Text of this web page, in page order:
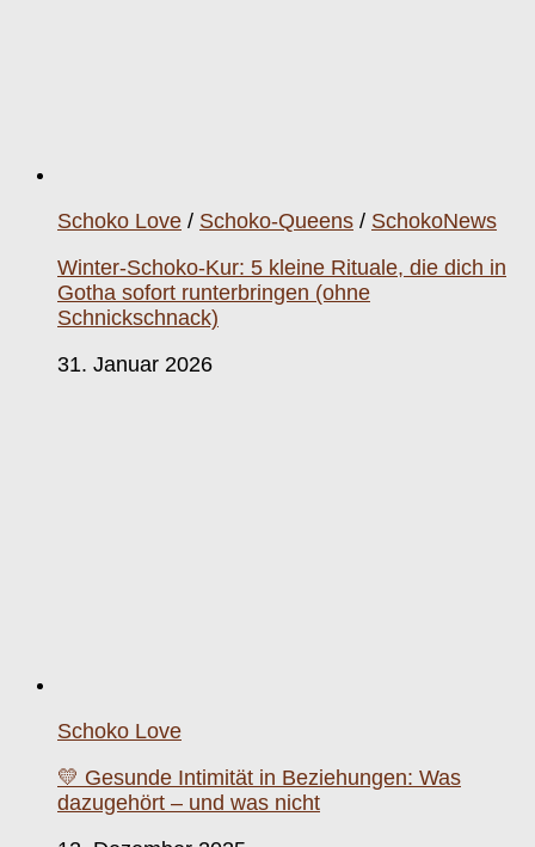
Schoko Love / Schoko-Queens / SchokoNews
Winter-Schoko-Kur: 5 kleine Rituale, die dich in
Gotha sofort runterbringen (ohne
Schnickschnack)
31. Januar 2026
Schoko Love
💛 Gesunde Intimität in Beziehungen: Was
dazugehört – und was nicht